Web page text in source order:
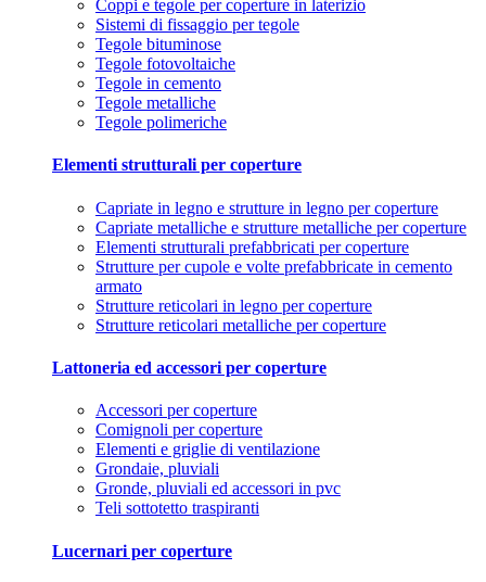
Coppi e tegole per coperture in laterizio
Sistemi di fissaggio per tegole
Tegole bituminose
Tegole fotovoltaiche
Tegole in cemento
Tegole metalliche
Tegole polimeriche
Elementi strutturali per coperture
Capriate in legno e strutture in legno per coperture
Capriate metalliche e strutture metalliche per coperture
Elementi strutturali prefabbricati per coperture
Strutture per cupole e volte prefabbricate in cemento
armato
Strutture reticolari in legno per coperture
Strutture reticolari metalliche per coperture
Lattoneria ed accessori per coperture
Accessori per coperture
Comignoli per coperture
Elementi e griglie di ventilazione
Grondaie, pluviali
Gronde, pluviali ed accessori in pvc
Teli sottotetto traspiranti
Lucernari per coperture